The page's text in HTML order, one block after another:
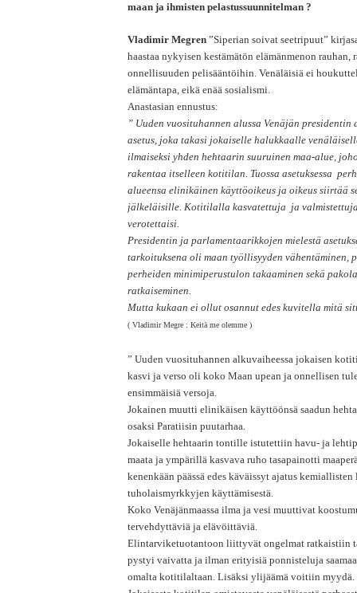
maan ja ihmisten pelastussuunnitelman ?
Vladimir Megren ”Siperian soivat seetripuut”
haastaa nykyisen kestämätön elämänmenon rauhan,
onnellisuuden pelisääntöihin. Venäläisiä ei
elämäntapa, eikä enää sosialismi.
Anastasian ennustus:
” Uuden vuosituhannen alussa Venäjän
asetus, joka takasi jokaiselle halukkaalle
ilmaiseksi yhden hehtaarin suuruinen maa-alue,
rakentaa itselleen kotitilan. Tuossa asetuksessa
alueensa elinikäinen käyttöoikeus ja oikeus siirtää
jälkeläisille. Kotitilalla kasvatettuja ja
verotettaisi.
Presidentin ja parlamentaarikkojen mielestä
tarkoituksena oli maan työllisyyden vähentäminen,
perheiden minimiperustulon takaaminen sekä
ratkaiseminen.
Mutta kukaan ei ollut osannut edes kuvitella mitä
( Vladimir Megre : Keitä me olemme )
” Uuden vuosituhannen alkuvaiheessa jokaisen
kasvi ja verso oli koko Maan upean ja onnellisen
ensimmäisiä versoja.
Jokainen muutti elinikäisen käyttöönsä saadun
osaksi Paratiisin puutarhaa.
Jokaiselle hehtaarin tontille istutettiin havu- ja
maata ja ympärillä kasvava ruho tasapainotti
kenenkään päässä edes käväissyt ajatus
tuholaismyrkkyjen käyttämisestä.
Koko Venäjänmaassa ilma ja vesi muuttivat
tervehdyttäviä ja elävöittäviä.
Elintarviketuotantoon liittyvät ongelmat ratkaistiin
pystyi vaivatta ja ilman erityisiä ponnisteluja
omalta kotitilaltaan. Lisäksi ylijäämä voitiin myydä.